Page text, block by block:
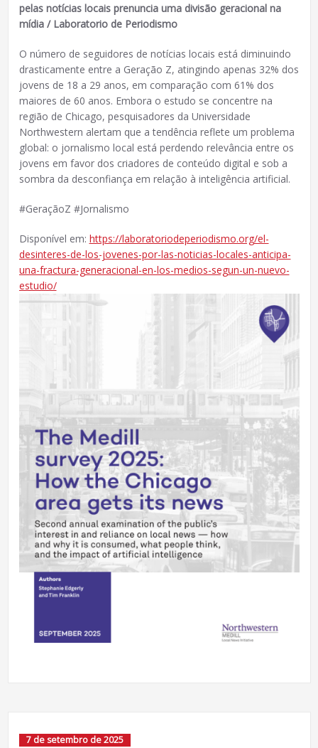
pelas notícias locais prenuncia uma divisão geracional na
mídia / Laboratorio de Periodismo
O número de seguidores de notícias locais está diminuindo
drasticamente entre a Geração Z, atingindo apenas 32% dos
jovens de 18 a 29 anos, em comparação com 61% dos
maiores de 60 anos. Embora o estudo se concentre na
região de Chicago, pesquisadores da Universidade
Northwestern alertam que a tendência reflete um problema
global: o jornalismo local está perdendo relevância entre os
jovens em favor dos criadores de conteúdo digital e sob a
sombra da desconfiança em relação à inteligência artificial.
#GeraçãoZ #Jornalismo
Disponível em: https://laboratoriodeperiodismo.org/el-
desinteres-de-los-jovenes-por-las-noticias-locales-anticipa-
una-fractura-generacional-en-los-medios-segun-un-nuevo-
estudio/
7 de setembro de 2025